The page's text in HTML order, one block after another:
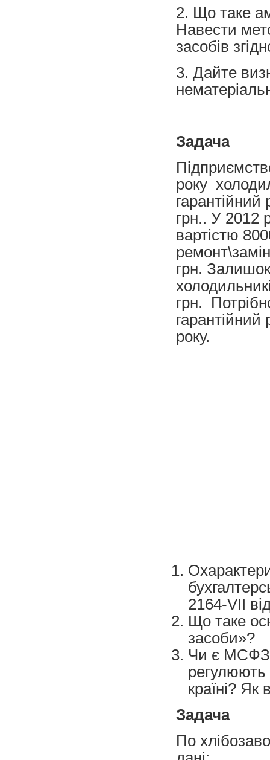
2. Що таке
Навести
засобів
3. Дайте
Задача
року
грн.. У 2012
вартістю
грн.
грн.
року.
2164-VIІ
Що таке
засоби»?
Чи є МСФЗ
регулюють
країні?
Задача
По